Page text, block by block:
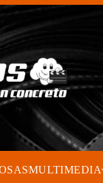
MULTIMEDIA